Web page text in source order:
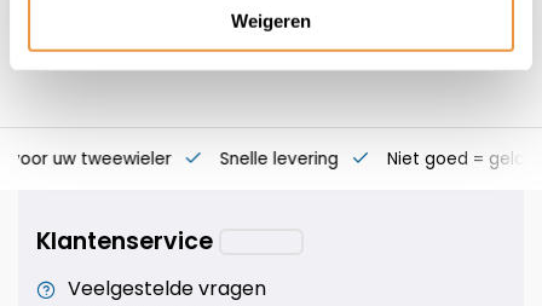
Weigeren
voor uw tweewieler Snelle levering Niet goed = geld
Klantenservice
Veelgestelde vragen